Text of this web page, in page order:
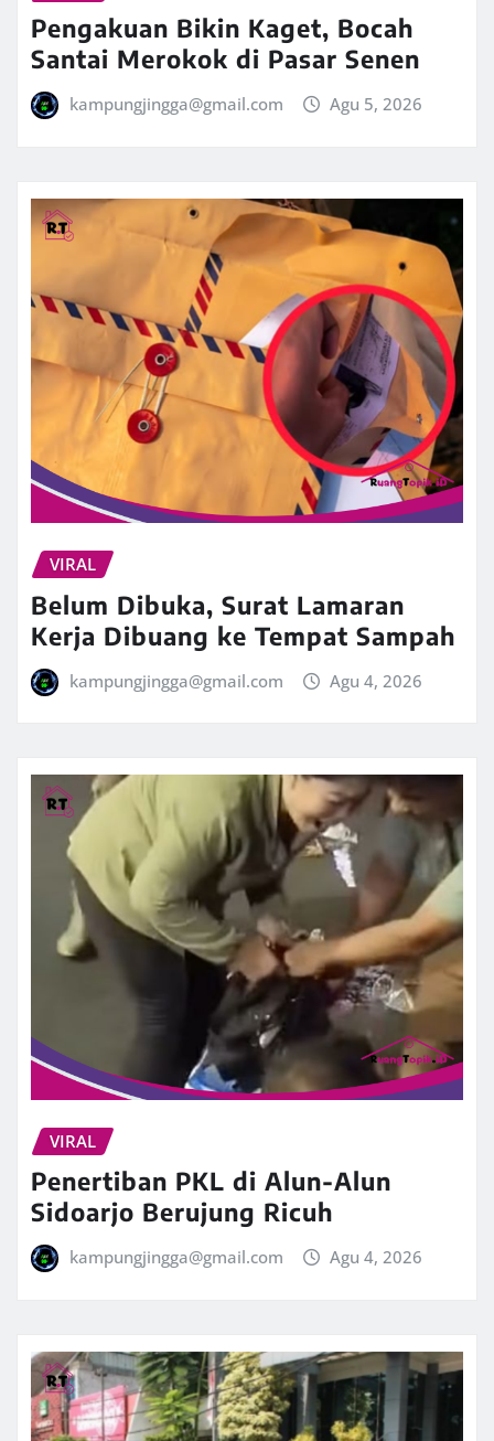
Pengakuan Bikin Kaget, Bocah
Santai Merokok di Pasar Senen
kampungjingga@gmail.com Agu 5, 2026
VIRAL
Belum Dibuka, Surat Lamaran
Kerja Dibuang ke Tempat Sampah
kampungjingga@gmail.com Agu 4, 2026
VIRAL
Penertiban PKL di Alun-Alun
Sidoarjo Berujung Ricuh
kampungjingga@gmail.com Agu 4, 2026